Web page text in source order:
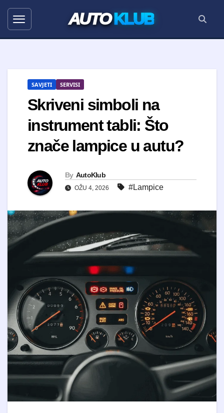
AUTOKLUB
SAVJETI SERVISI
Skriveni simboli na
instrument tabli: Što
znače lampice u autu?
By AutoKlub
OŽU 4, 2026 #Lampice